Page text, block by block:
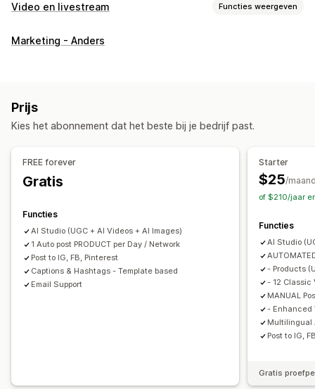
Video en livestream Functies weergeven
Videobeheer
Videobewerking
Marketing - Anders
Prijs
Kies het abonnement dat het beste bij je bedrijf past.
FREE forever
Gratis
Functies
AI Studio (UGC + AI Videos + AI Images)
1 Auto post PRODUCT per Day / Network
Post to IG, FB, Pinterest
Captions & Hashtags - Template based
Email Support
Starter
$25/
of $210/jaar
Functies
AI Studio
- Products
- 12 Classic
MANUAL
- Enhanced
Multilingual
Post to IG,
Gratis